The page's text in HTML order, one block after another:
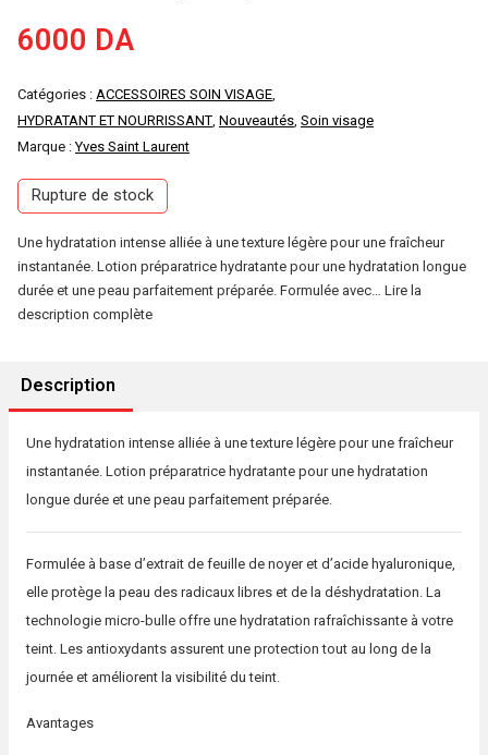
6000 DA
Catégories : ACCESSOIRES SOIN VISAGE,
HYDRATANT ET NOURRISSANT, Nouveautés, Soin visage
Marque :Yves Saint Laurent
Rupture de stock
Une hydratation intense alliée à une texture légère pour une fraîcheur
instantanée. Lotion préparatrice hydratante pour une hydratation longue
durée et une peau parfaitement préparée. Formulée avec… Lire la
description complète
Description
Une hydratation intense alliée à une texture légère pour une fraîcheur
instantanée. Lotion préparatrice hydratante pour une hydratation
longue durée et une peau parfaitement préparée.
Formulée à base d’extrait de feuille de noyer et d’acide hyaluronique,
elle protège la peau des radicaux libres et de la déshydratation. La
technologie micro-bulle offre une hydratation rafraîchissante à votre
teint. Les antioxydants assurent une protection tout au long de la
journée et améliorent la visibilité du teint.
Avantages